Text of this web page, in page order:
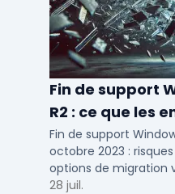
Fin de support
R2 : ce que les
savoir
Fin de support
octobre 2023 :
options de migration
pour TPE, PME et ETI.
28 juil.